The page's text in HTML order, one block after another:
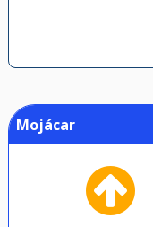
Mojácar